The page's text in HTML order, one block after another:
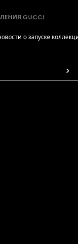
GUCCI
о запуске